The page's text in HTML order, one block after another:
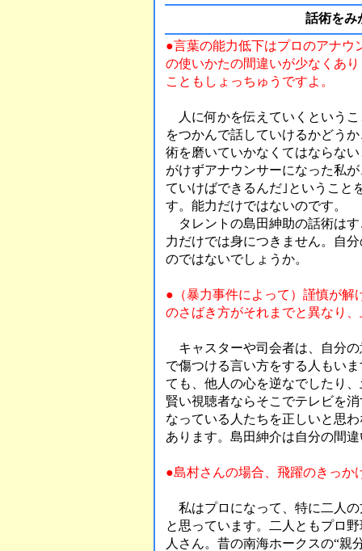
話術をみ
●言葉の能力低下はプロのアナウ
の使いかたの間違いが少なくあ
こともしょっちゅうですよ。
人に何かを伝えていくという
をつかんで話していけるかどう
術を磨いていかなくてはならな
がけずアナウンサーになった私
ていけばできるんだ｣ということ
す。能力だけではないのです。
タレントの島田紳助の話術は
力だけでは身につきません。自
のではないでしょうか。
●（暴力事件によって）謹慎が解
のさばき方がそれまでと異なり
キャスターや司会者は、自分
で傷つける言い方をする人もい
ても、他人の心を逆なでしたり
賢い視聴者ならそこでテレビを
なっている人たちを正しいと思
あります。島田紳介は自分の間
●島村さんの場合、飛躍のきっか
私はプロになって、特に二人の
と思っています。二人ともプロ
人さん。昔の南海ホークスの“親